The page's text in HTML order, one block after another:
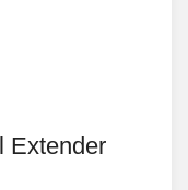
Extender